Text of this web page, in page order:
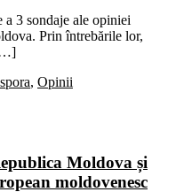
a 3 sondaje ale opiniei
Prin întrebările lor,
, Opinii
Moldova și
moldovenesc